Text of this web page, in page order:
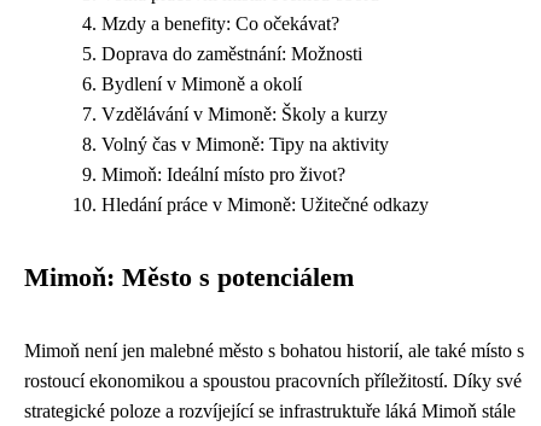
Mzdy a benefity: Co očekávat?
Doprava do zaměstnání: Možnosti
Bydlení v Mimoně a okolí
Vzdělávání v Mimoně: Školy a kurzy
Volný čas v Mimoně: Tipy na aktivity
Mimoň: Ideální místo pro život?
Hledání práce v Mimoně: Užitečné odkazy
Mimoň: Město s potenciálem
Mimoň není jen malebné město s bohatou historií, ale také místo s
rostoucí ekonomikou a spoustou pracovních příležitostí. Díky své
strategické poloze a rozvíjející se infrastruktuře láká Mimoň stále